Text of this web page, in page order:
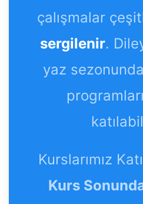
çalışmalar
sergilenir.
yaz
Kurslarımız
Kurs